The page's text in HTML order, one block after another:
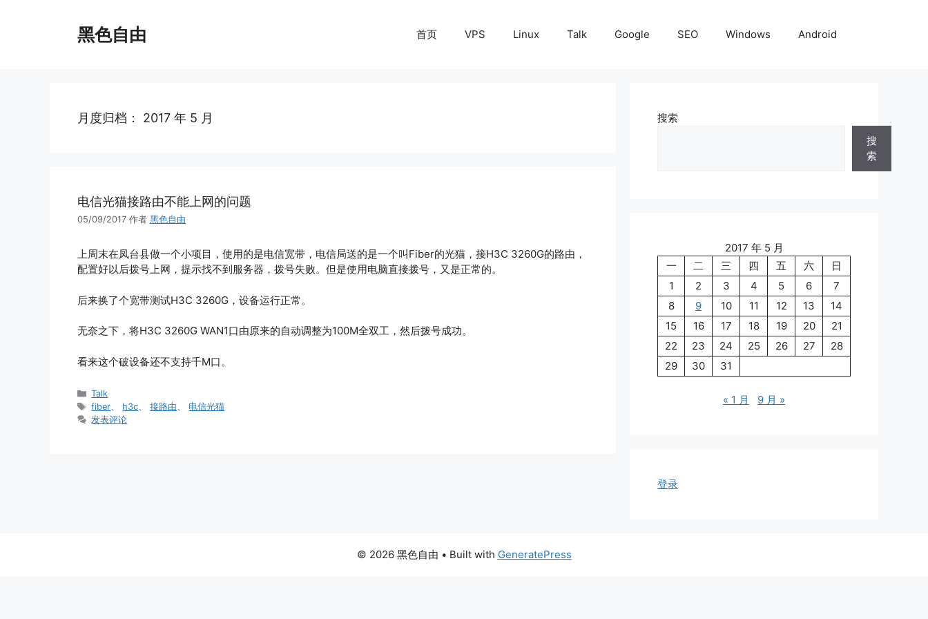
黑色自由 首页 VPS Linux Talk Google SEO Windows Android
月度归档： 2017 年 5 月
电信光猫接路由不能上网的问题
05/09/2017 作者 黑色自由
上周末在凤台县做一个小项目，使用的是电信宽带，电信局送的是一个叫Fiber的光猫，接H3C 3260G的路由，
配置好以后拨号上网，提示找不到服务器，拨号失败。但是使用电脑直接拨号，又是正常的。
后来换了个宽带测试H3C 3260G，设备运行正常。
无奈之下，将H3C 3260G WAN1口由原来的自动调整为100M全双工，然后拨号成功。
看来这个破设备还不支持千M口。
分
类
Talk
标
签
fiber、 h3c、接路由、 电信光猫
发表评论
搜索
搜
索
2017 年 5 月
一
二 三 四 五 六
日
1
2 3 4 5 6
7
8
9 10 11 12 13
14
15
16 17 18 19 20
21
22
23 24 25 26 27
28
29
30 31
« 1 月 9 月 »
登录
© 2026 黑色自由 • Built with GeneratePress